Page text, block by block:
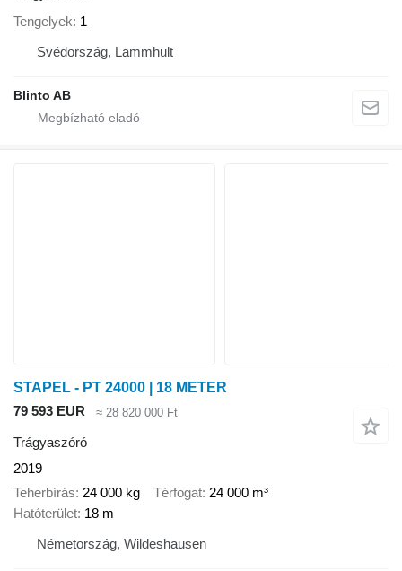
Tengelyek 1
Svédország, Lammhult
Blinto AB
STAPEL - PT 24000 | 18 METER
79 593 EUR
≈ 28 820 000 Ft
Trágyaszóró
2019
Teherbírás 24 000 kg Térfogat 24 000 m³
Hatóterület 18 m
Németország, Wildeshausen